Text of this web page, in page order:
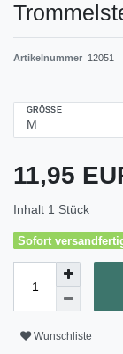
Artikelnummer 12051
GRÖSSE
11,95
Inhalt 1 Stück
Sofort
Wunschliste